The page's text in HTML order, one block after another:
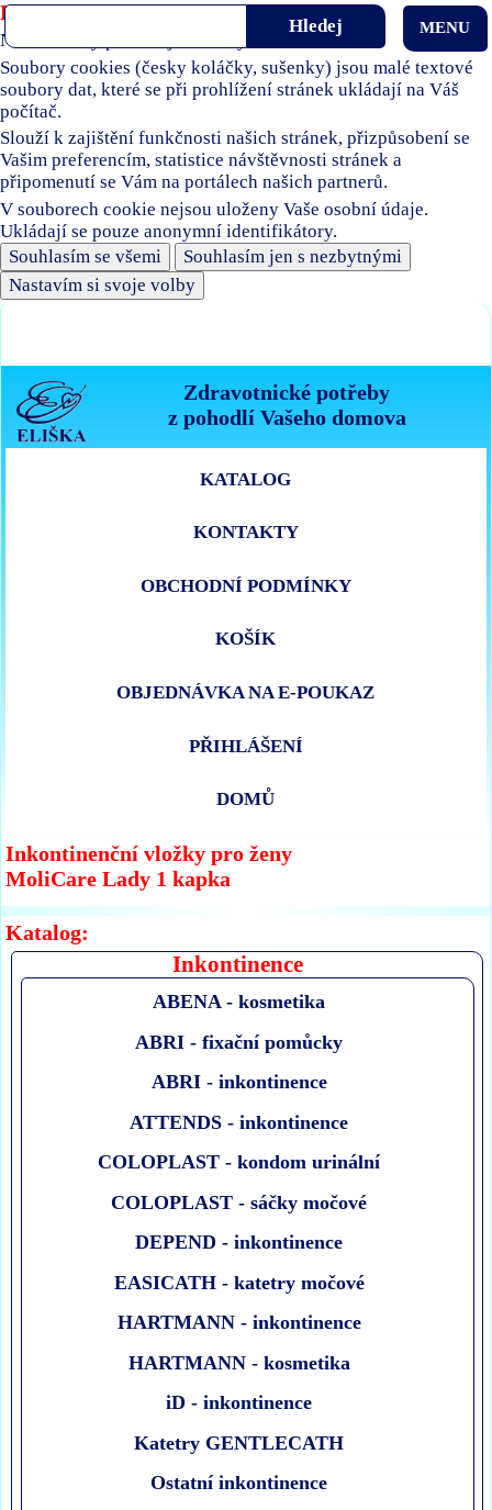
Používáme soubory cookies
Naše stránky používají soubory cookies.
Soubory cookies (česky koláčky, sušenky) jsou malé textové
soubory dat, které se při prohlížení stránek ukládají na Váš
počítač.
Slouží k zajištění funkčnosti našich stránek, přizpůsobení se
Vašim preferencím, statistice návštěvnosti stránek a
připomenutí se Vám na portálech našich partnerů.
V souborech cookie nejsou uloženy Vaše osobní údaje.
Ukládají se pouze anonymní identifikátory.
Souhlasím se všemi
Souhlasím jen s nezbytnými
Nastavím si svoje volby
Zdravotnické potřeby
z pohodlí Vašeho domova
MENU
KATALOG
KONTAKTY
OBCHODNÍ PODMÍNKY
KOŠÍK
OBJEDNÁVKA NA E-POUKAZ
PŘIHLÁŠENÍ
DOMŮ
Inkontinenční vložky pro ženy
MoliCare Lady 1 kapka
Katalog:
Inkontinence
ABENA - kosmetika
ABRI - fixační pomůcky
ABRI - inkontinence
ATTENDS - inkontinence
COLOPLAST - kondom urinální
COLOPLAST - sáčky močové
DEPEND - inkontinence
EASICATH - katetry močové
HARTMANN - inkontinence
HARTMANN - kosmetika
iD - inkontinence
Katetry GENTLECATH
Ostatní inkontinence